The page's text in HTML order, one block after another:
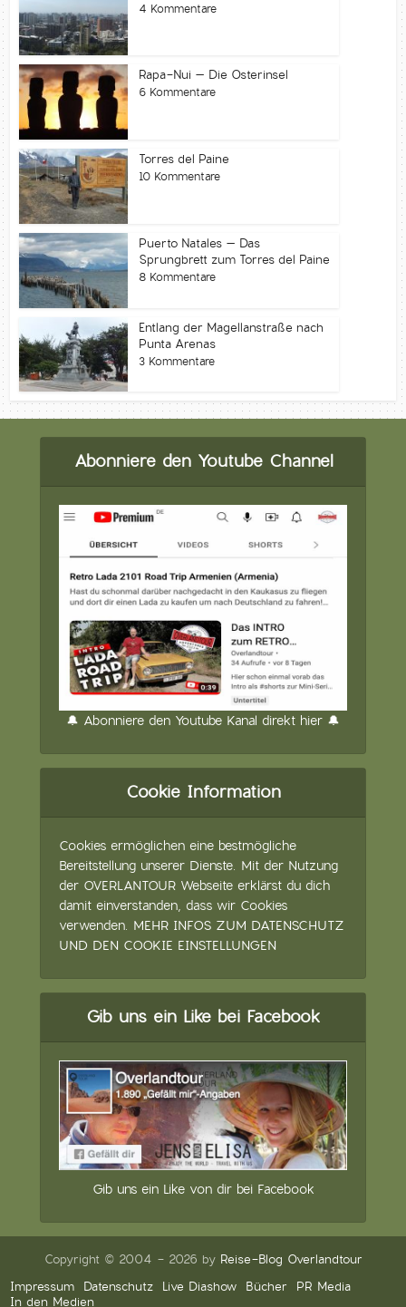
4 Kommentare
Rapa-Nui – Die Osterinsel
6 Kommentare
Torres del Paine
10 Kommentare
Puerto Natales – Das
Sprungbrett zum Torres del Paine
8 Kommentare
Entlang der Magellanstraße nach
Punta Arenas
3 Kommentare
Abonniere den Youtube Channel
🔔 Abonniere den Youtube Kanal direkt hier 🔔
Cookie Information
Cookies ermöglichen eine bestmögliche
Bereitstellung unserer Dienste. Mit der Nutzung
der OVERLANTOUR Webseite erklärst du dich
damit einverstanden, dass wir Cookies
verwenden. MEHR INFOS ZUM DATENSCHUTZ
UND DEN COOKIE EINSTELLUNGEN
Gib uns ein Like bei Facebook
Gib uns ein Like von dir bei Facebook
Copyright © 2004 - 2026 by Reise-Blog Overlandtour
Impressum
Datenschutz Live Diashow Bücher
PR Media
In den Medien